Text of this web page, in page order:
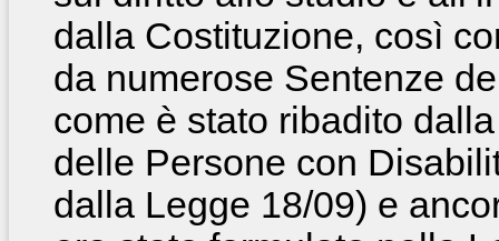
dalla Costituzione, così
da numerose Sentenze
come è stato ribadito
delle Persone con
dalla Legge 18/09) e